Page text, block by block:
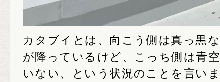
カタブイとは、向こう側は真っ黒
が降っているけど、こっち側は青
いない、という状況のことを言い